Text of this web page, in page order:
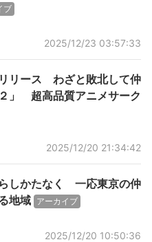
ブ
2025/12/23 03:57:33
リース わざと敗北して仲
」 超高品質アニメサーク
2025/12/20 21:34:42
しかたなく 一応東京の仲
地域 アーカイブ
2025/12/20 10:50:36